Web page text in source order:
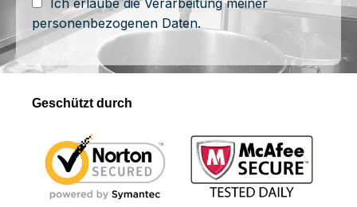
Ich erlaube die Verarbeitung meiner
personenbezogenen Daten.
Geschützt durch